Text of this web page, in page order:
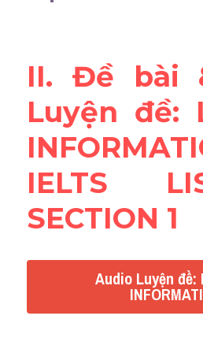
Education
II. Đề bài
Luyện đề:
IELTS
SECTION 1
Audio Luyện đề: